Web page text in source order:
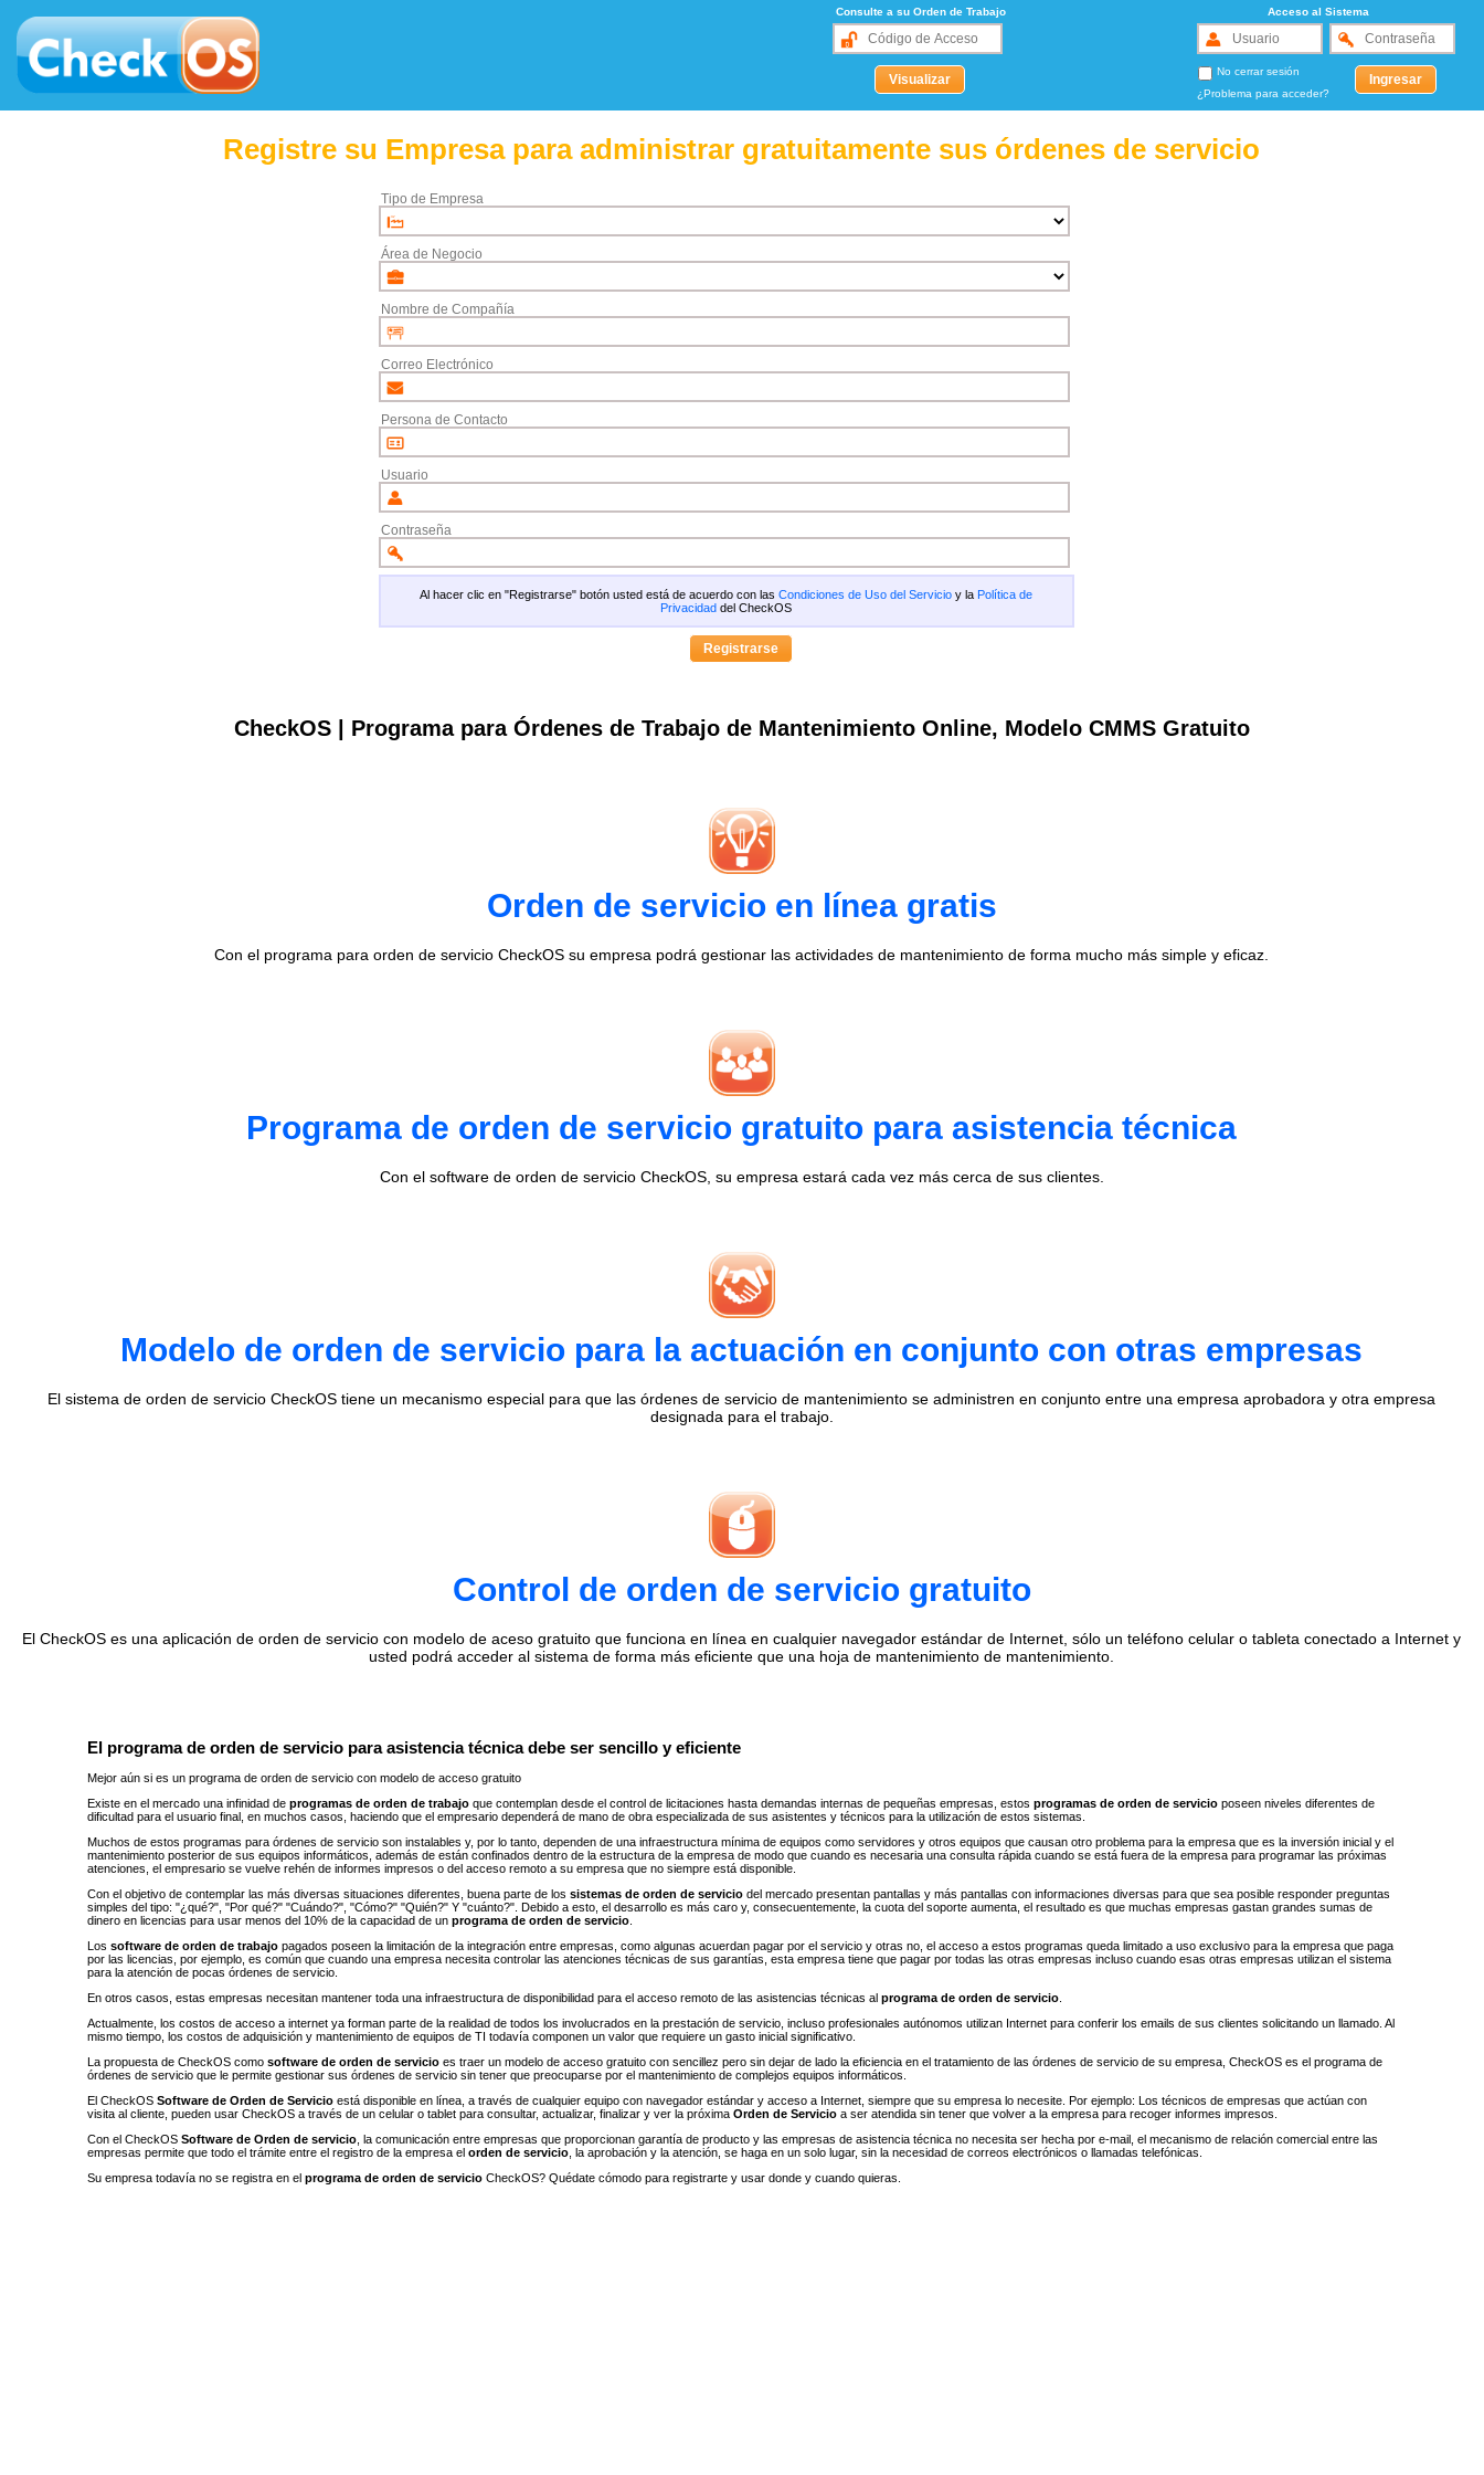
Consulte a su Orden de Trabajo Acceso al Sistema
No cerrar sesión
¿Problema para acceder?
Registre su Empresa para administrar gratuitamente sus órdenes de servicio
Tipo de Empresa
Área de Negocio
Nombre de Compañía
Correo Electrónico
Persona de Contacto
Usuario
Contraseña
Al hacer clic en "Registrarse" botón usted está de acuerdo con lasCondiciones de Uso del Servicio y la Política de
Privacidad del CheckOS
CheckOS | Programa para Órdenes de Trabajo de Mantenimiento Online, Modelo CMMS Gratuito
Orden de servicio en línea gratis
Con el programa para orden de servicio CheckOS su empresa podrá gestionar las actividades de mantenimiento de forma mucho más simple y eficaz.
Programa de orden de servicio gratuito para asistencia técnica
Con el software de orden de servicio CheckOS, su empresa estará cada vez más cerca de sus clientes.
Modelo de orden de servicio para la actuación en conjunto con otras empresas
El sistema de orden de servicio CheckOS tiene un mecanismo especial para que las órdenes de servicio de mantenimiento se administren en conjunto entre una empresa aprobadora y otra empresa
designada para el trabajo.
Control de orden de servicio gratuito
El CheckOS es una aplicación de orden de servicio con modelo de aceso gratuito que funciona en línea en cualquier navegador estándar de Internet, sólo un teléfono celular o tableta conectado a Internet y
usted podrá acceder al sistema de forma más eficiente que una hoja de mantenimiento de mantenimiento.
El programa de orden de servicio para asistencia técnica debe ser sencillo y eficiente
Mejor aún si es un programa de orden de servicio con modelo de acceso gratuito
Existe en el mercado una infinidad deprogramas de orden de trabajo que contemplan desde el control de licitaciones hasta demandas internas de pequeñas empresas, estosprogramas de orden de servicio poseen niveles diferentes de
dificultad para el usuario final, en muchos casos, haciendo que el empresario dependerá de mano de obra especializada de sus asistentes y técnicos para la utilización de estos sistemas.
Muchos de estos programas para órdenes de servicio son instalables y, por lo tanto, dependen de una infraestructura mínima de equipos como servidores y otros equipos que causan otro problema para la empresa que es la inversión inicial y el
mantenimiento posterior de sus equipos informáticos, además de están confinados dentro de la estructura de la empresa de modo que cuando es necesaria una consulta rápida cuando se está fuera de la empresa para programar las próximas
atenciones, el empresario se vuelve rehén de informes impresos o del acceso remoto a su empresa que no siempre está disponible.
Con el objetivo de contemplar las más diversas situaciones diferentes, buena parte de lossistemas de orden de servicio del mercado presentan pantallas y más pantallas con informaciones diversas para que sea posible responder preguntas
simples del tipo: "¿qué?", ​​"Por qué?" "Cuándo?", "Cómo?" "Quién?" Y "cuánto?". Debido a esto, el desarrollo es más caro y, consecuentemente, la cuota del soporte aumenta, el resultado es que muchas empresas gastan grandes sumas de
dinero en licencias para usar menos del 10% de la capacidad de unprograma de orden de servicio
Lossoftware de orden de trabajo pagados poseen la limitación de la integración entre empresas, como algunas acuerdan pagar por el servicio y otras no, el acceso a estos programas queda limitado a uso exclusivo para la empresa que paga
por las licencias, por ejemplo, es común que cuando una empresa necesita controlar las atenciones técnicas de sus garantías, esta empresa tiene que pagar por todas las otras empresas incluso cuando esas otras empresas utilizan el sistema
para la atención de pocas órdenes de servicio.
En otros casos, estas empresas necesitan mantener toda una infraestructura de disponibilidad para el acceso remoto de las asistencias técnicas alprograma de orden de servicio
Actualmente, los costos de acceso a internet ya forman parte de la realidad de todos los involucrados en la prestación de servicio, incluso profesionales autónomos utilizan Internet para conferir los emails de sus clientes solicitando un llamado. Al
mismo tiempo, los costos de adquisición y mantenimiento de equipos de TI todavía componen un valor que requiere un gasto inicial significativo.
La propuesta de CheckOS comosoftware de orden de servicio es traer un modelo de acceso gratuito con sencillez pero sin dejar de lado la eficiencia en el tratamiento de las órdenes de servicio de su empresa, CheckOS es el programa de
órdenes de servicio que le permite gestionar sus órdenes de servicio sin tener que preocuparse por el mantenimiento de complejos equipos informáticos.
El CheckOSSoftware de Orden de Servicio está disponible en línea, a través de cualquier equipo con navegador estándar y acceso a Internet, siempre que su empresa lo necesite. Por ejemplo: Los técnicos de empresas que actúan con
visita al cliente, pueden usar CheckOS a través de un celular o tablet para consultar, actualizar, finalizar y ver la próximaOrden de Servicio a ser atendida sin tener que volver a la empresa para recoger informes impresos.
Con el CheckOSSoftware de Orden de servicio , la comunicación entre empresas que proporcionan garantía de producto y las empresas de asistencia técnica no necesita ser hecha por e-mail, el mecanismo de relación comercial entre las
empresas permite que todo el trámite entre el registro de la empresa elorden de servicio , la aprobación y la atención, se haga en un solo lugar, sin la necesidad de correos electrónicos o llamadas telefónicas.
Su empresa todavía no se registra en elprograma de orden de servicio CheckOS? Quédate cómodo para registrarte y usar donde y cuando quieras.